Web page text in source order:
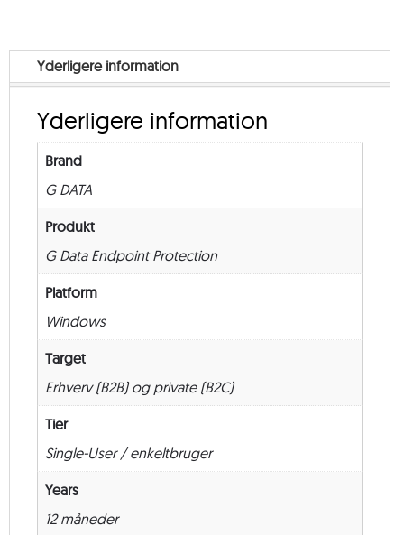
BUSINESS
–
1.000
måneder
antal
Yderligere information
Yderligere information
Brand
G DATA
Produkt
G Data Endpoint Protection
Platform
Windows
Target
Erhverv (B2B) og private (B2C)
Tier
Single-User / enkeltbruger
Years
12 måneder